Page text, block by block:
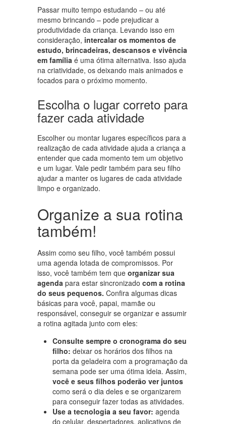
Passar muito tempo estudando – ou até
mesmo brincando – pode prejudicar a
produtividade da criança. Levando isso em
consideração, intercalar os momentos de
estudo, brincadeiras, descansos e vivência
em família é uma ótima alternativa. Isso ajuda
na criatividade, os deixando mais animados e
focados para o próximo momento.
Escolha o lugar correto para
fazer cada atividade
Escolher ou montar lugares específicos para a
realização de cada atividade ajuda a criança a
entender que cada momento tem um objetivo
e um lugar. Vale pedir também para seu filho
ajudar a manter os lugares de cada atividade
limpo e organizado.
Organize a sua rotina
também!
Assim como seu filho, você também possui
uma agenda lotada de compromissos. Por
isso, você também tem que organizar sua
agenda para estar sincronizado com a rotina
do seus pequenos. Confira algumas dicas
básicas para você, papai, mamãe ou
responsável, conseguir se organizar e assumir
a rotina agitada junto com eles:
Consulte sempre o cronograma do seu
filho: deixar os horários dos filhos na
porta da geladeira com a programação da
semana pode ser uma ótima ideia. Assim,
você e seus filhos poderão ver juntos
como será o dia deles e se organizarem
para conseguir fazer todas as atividades.
Use a tecnologia a seu favor: agenda
do celular, despertadores, aplicativos de